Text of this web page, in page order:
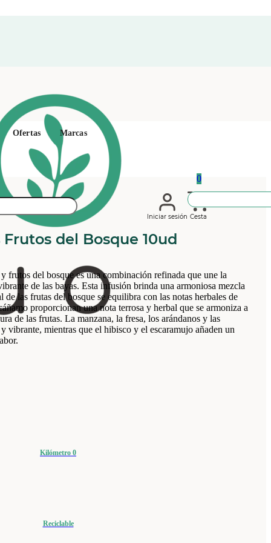
Iniciar sesión
0
Cesta
Ofertas Marcas
del Bosque 10ud
frutos del bosque es una combinación refinada que une la
de las bayas. Esta infusión brinda una armoniosa mezcla
de las frutas del bosque se equilibra con las notas herbales de
proporcionan una nota terrosa y herbal que se armoniza a
de las frutas. La manzana, la fresa, los arándanos y las
vibrante, mientras que el hibisco y el escaramujo añaden un
Kilómetro 0
Reciclable